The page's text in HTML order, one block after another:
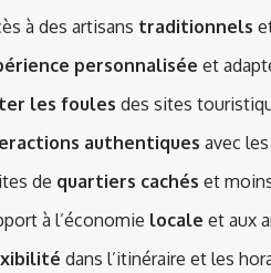
à des artisans traditionnels
personnalisée et
les foules des sites
authentiques avec
de quartiers cachés et
à l’économie locale et aux
dans l’itinéraire et les